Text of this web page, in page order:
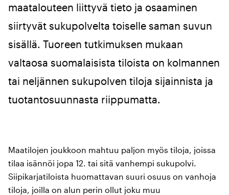
maatalouteen liittyvä tieto ja osaaminen
siirtyvät sukupolvelta toiselle saman suvun
sisällä. Tuoreen tutkimuksen mukaan
valtaosa suomalaisista tiloista on kolmannen
tai neljännen sukupolven tiloja sijainnista ja
tuotantosuunnasta riippumatta.
Maatilojen joukkoon mahtuu paljon myös tiloja, joissa
tilaa isännöi jopa 12. tai sitä vanhempi sukupolvi.
Siipikarjatiloista huomattavan suuri osuus on vanhoja
tiloja, joilla on alun perin ollut joku muu